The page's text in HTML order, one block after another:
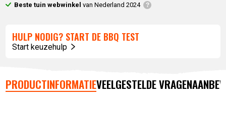
Beste tuin webwinkel van Nederland 2024
HULP NODIG? START DE BBQ TEST
Start keuzehulp
PRODUCTINFORMATIEVEELGESTELDE VRAGEN